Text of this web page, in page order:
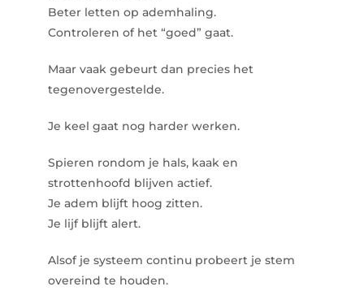
Beter letten op ademhaling.
Controleren of het “goed” gaat.
Maar vaak gebeurt dan precies het
tegenovergestelde.
Je keel gaat nog harder werken.
Spieren rondom je hals, kaak en
strottenhoofd blijven actief.
Je adem blijft hoog zitten.
Je lijf blijft alert.
Alsof je systeem continu probeert je stem
overeind te houden.